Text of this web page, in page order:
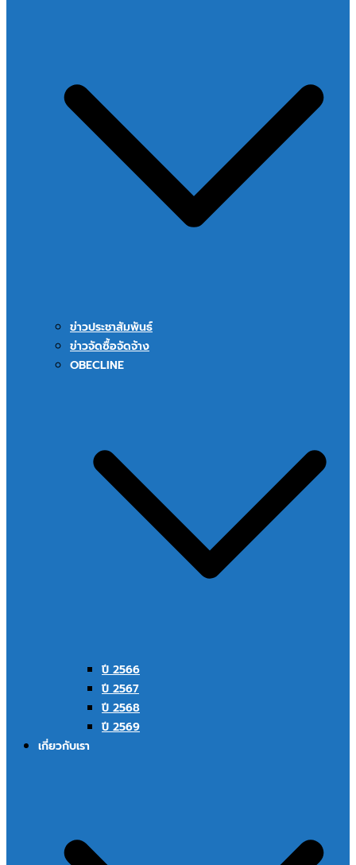
ข่าวประชาสัมพันธ์
ข่าวจัดซื้อจัดจ้าง
OBECLINE
ปี 2566
ปี 2567
ปี 2568
ปี 2569
เกี่ยวกับเรา